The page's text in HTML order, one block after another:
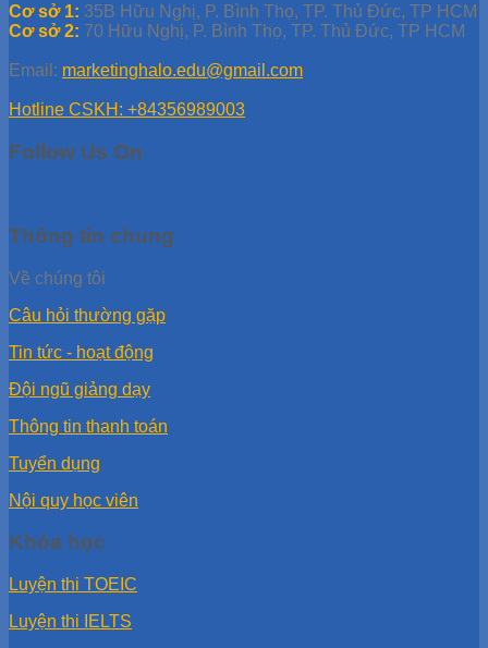
Cơ sở 1: 35B Hữu Nghị, P. Bình Thọ, TP. Thủ Đức, TP HCM
Cơ sở 2: 70 Hữu Nghị, P. Bình Thọ, TP. Thủ Đức, TP HCM
Email: marketinghalo.edu@gmail.com
Hotline CSKH: +84356989003
Follow Us On
Thông tin chung
Về chúng tôi
Câu hỏi thường gặp
Tin tức - hoạt động
Đội ngũ giảng dạy
Thông tin thanh toán
Tuyển dụng
Nội quy học viên
Khóa học
Luyện thi TOEIC
Luyện thi IELTS